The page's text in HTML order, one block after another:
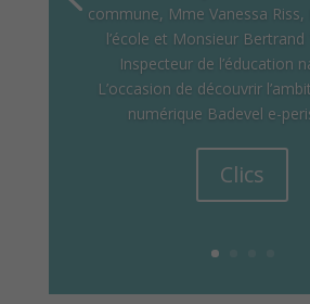
commune, Mme Vanessa
l’école et Monsieur Bertrand
Inspecteur de l’éducation
L’occasion de découvrir
numérique Badevel e-
Clics